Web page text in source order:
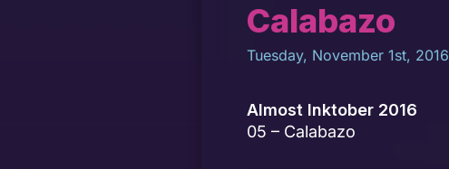
Calabazo
Tuesday, November 1st, 2016
Almost Inktober 2016
05 – Calabazo